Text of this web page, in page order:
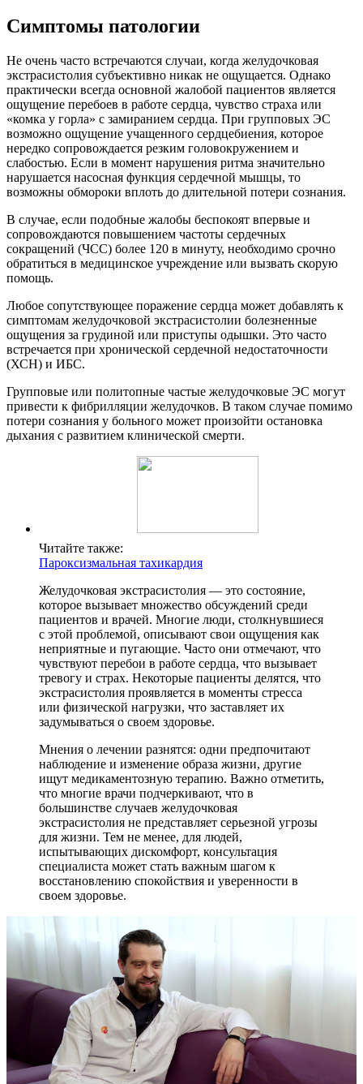
Симптомы патологии
Не очень часто встречаются случаи, когда желудочковая
экстрасистолия субъективно никак не ощущается. Однако
практически всегда основной жалобой пациентов является
ощущение перебоев в работе сердца, чувство страха или
«комка у горла» с замиранием сердца. При групповых ЭС
возможно ощущение учащенного сердцебиения, которое
нередко сопровождается резким головокружением и
слабостью. Если в момент нарушения ритма значительно
нарушается насосная функция сердечной мышцы, то
возможны обмороки вплоть до длительной потери сознания.
В случае, если подобные жалобы беспокоят впервые и
сопровождаются повышением частоты сердечных
сокращений (ЧСС) более 120 в минуту, необходимо срочно
обратиться в медицинское учреждение или вызвать скорую
помощь.
Любое сопутствующее поражение сердца может добавлять к
симптомам желудочковой экстрасистолии болезненные
ощущения за грудиной или приступы одышки. Это часто
встречается при хронической сердечной недостаточности
(ХСН) и ИБС.
Групповые или политопные частые желудочковые ЭС могут
привести к фибрилляции желудочков. В таком случае помимо
потери сознания у больного может произойти остановка
дыхания с развитием клинической смерти.
Читайте также:
Пароксизмальная тахикардия
Желудочковая экстрасистолия — это состояние,
которое вызывает множество обсуждений среди
пациентов и врачей. Многие люди, столкнувшиеся
с этой проблемой, описывают свои ощущения как
неприятные и пугающие. Часто они отмечают, что
чувствуют перебои в работе сердца, что вызывает
тревогу и страх. Некоторые пациенты делятся, что
экстрасистолия проявляется в моменты стресса
или физической нагрузки, что заставляет их
задумываться о своем здоровье.
Мнения о лечении разнятся: одни предпочитают
наблюдение и изменение образа жизни, другие
ищут медикаментозную терапию. Важно отметить,
что многие врачи подчеркивают, что в
большинстве случаев желудочковая
экстрасистолия не представляет серьезной угрозы
для жизни. Тем не менее, для людей,
испытывающих дискомфорт, консультация
специалиста может стать важным шагом к
восстановлению спокойствия и уверенности в
своем здоровье.